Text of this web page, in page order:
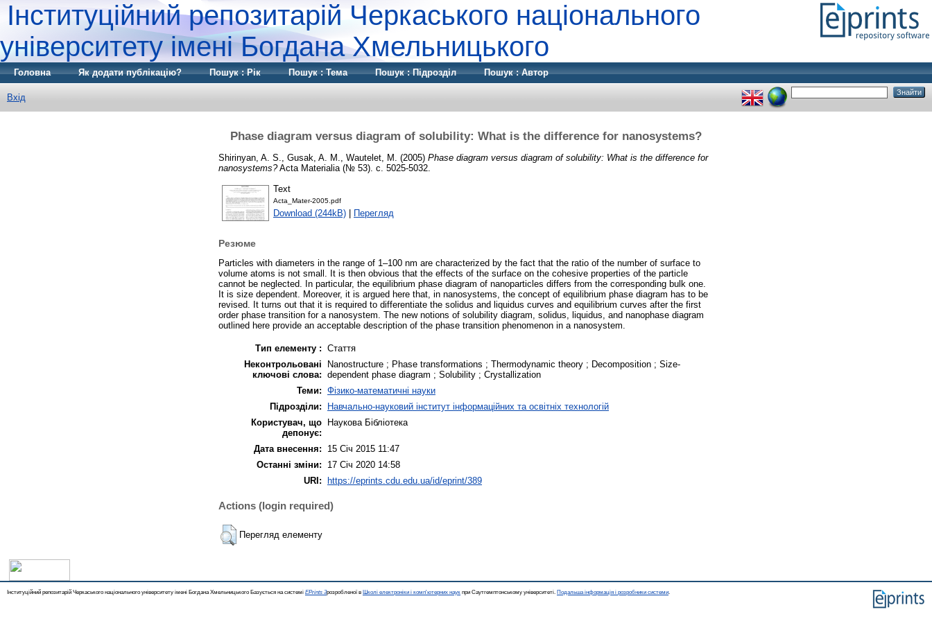
Інституційний репозитарій Черкаського національного
університету імені Богдана Хмельницького
Головна Як додати публікацію? Пошук : Рік Пошук : Тема Пошук : Підрозділ Пошук : Автор
Вхід
Phase diagram versus diagram of solubility: What is the difference for nanosystems?
Shirinyan, A. S. Gusak, A. M. Wautelet, M. (2005) Phase diagram versus diagram of solubility: What is the difference for
nanosystems?Acta Materialia (№ 53). с. 5025-5032.
Text
Acta_Mater-2005.pdf
Download (244kB) Перегляд
Резюме
Particles with diameters in the range of 1–100 nm are characterized by the fact that the ratio of the number of surface to
volume atoms is not small. It is then obvious that the effects of the surface on the cohesive properties of the particle
cannot be neglected. In particular, the equilibrium phase diagram of nanoparticles differs from the corresponding bulk one.
It is size dependent. Moreover, it is argued here that, in nanosystems, the concept of equilibrium phase diagram has to be
revised. It turns out that it is required to differentiate the solidus and liquidus curves and equilibrium curves after the first
order phase transition for a nanosystem. The new notions of solubility diagram, solidus, liquidus, and nanophase diagram
outlined here provide an acceptable description of the phase transition phenomenon in a nanosystem.
Тип елементу : Стаття
Неконтрольовані
ключові слова:
Nanostructure ; Phase transformations ; Thermodynamic theory ; Decomposition ; Size-
dependent phase diagram ; Solubility ; Crystallization
Теми: Фізико-математичні науки
Підрозділи:
Навчально-науковий інститут інформаційних та освітніх технологій
Користувач, що
депонує:
Наукова Бібліотека
Дата внесення:
15 Січ 2015 11:47
Останні зміни:
17 Січ 2020 14:58
URI: https://eprints.cdu.edu.ua/id/eprint/389
Actions (login required)
Перегляд елементу
Інституційний репозитарій Черкаського національного університету імені Богдана Хмельницького Базується на системі EPrints 3розробленої в Школі електроніки і комп'ютерних наук при Саутгемптонському університеті. Подальша інформація і розробники системи